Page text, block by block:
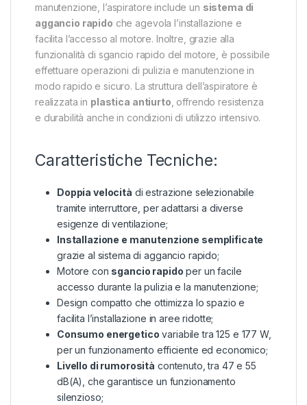
manutenzione, l’aspiratore include un sistema di
aggancio rapido che agevola l’installazione e
facilita l’accesso al motore. Inoltre, grazie alla
funzionalità di sgancio rapido del motore, è possibile
effettuare operazioni di pulizia e manutenzione in
modo rapido e sicuro. La struttura dell’aspiratore è
realizzata in plastica antiurto , offrendo resistenza
e durabilità anche in condizioni di utilizzo intensivo.
Caratteristiche Tecniche:
Doppia velocità di estrazione selezionabile
tramite interruttore, per adattarsi a diverse
esigenze di ventilazione;
Installazione e manutenzione semplificate
grazie al sistema di aggancio rapido;
Motore con sgancio rapido per un facile
accesso durante la pulizia e la manutenzione;
Design compatto che ottimizza lo spazio e
facilita l’installazione in aree ridotte;
Consumo energetico variabile tra 125 e 177 W,
per un funzionamento efficiente ed economico;
Livello di rumorosità contenuto, tra 47 e 55
dB(A), che garantisce un funzionamento
silenzioso;